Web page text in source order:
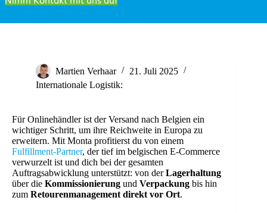
Martien Verhaar
21. Juli 2025
Internationale Logistik:
Für Onlinehändler ist der Versand nach Belgien ein
wichtiger Schritt, um ihre Reichweite in Europa zu
erweitern. Mit Monta profitierst du von einem
Fulfillment-Partner, der tief im belgischen E-Commerce
verwurzelt ist und dich bei der gesamten
Auftragsabwicklung unterstützt: von derLagerhaltung
über die Kommissionierung und Verpackung bis hin
zum Retourenmanagement direkt vor Ort.